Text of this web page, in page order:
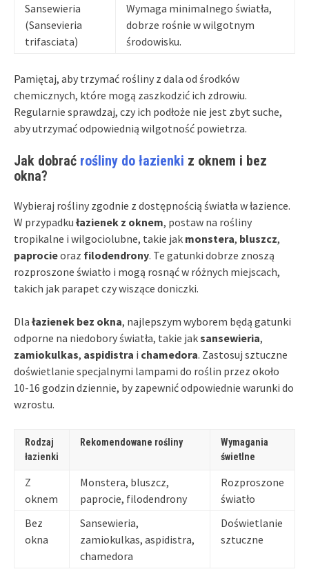
Sansewieria
(Sansevieria
trifasciata)
Wymaga minimalnego światła,
dobrze rośnie w wilgotnym
środowisku.
Pamiętaj, aby trzymać rośliny z dala od środków
chemicznych, które mogą zaszkodzić ich zdrowiu.
Regularnie sprawdzaj, czy ich podłoże nie jest zbyt suche,
aby utrzymać odpowiednią wilgotność powietrza.
Jak dobrać rośliny do łazienki z oknem i bez
okna?
Wybieraj rośliny zgodnie z dostępnością światła w łazience.
W przypadku łazienek z oknem, postaw na rośliny
tropikalne i wilgociolubne, takie jak monstera, bluszcz,
paprocieoraz filodendrony. Te gatunki dobrze znoszą
rozproszone światło i mogą rosnąć w różnych miejscach,
takich jak parapet czy wiszące doniczki.
Dla łazienek bez okna, najlepszym wyborem będą gatunki
odporne na niedobory światła, takie jaksansewieria,
zamiokulkas, aspidistra i chamedora. Zastosuj sztuczne
doświetlanie specjalnymi lampami do roślin przez około
10-16 godzin dziennie, by zapewnić odpowiednie warunki do
wzrostu.
Rodzaj
łazienki
Rekomendowane rośliny
Wymagania
świetlne
Z
oknem
Monstera, bluszcz,
paprocie, filodendrony
Rozproszone
światło
Bez
okna
Sansewieria,
zamiokulkas, aspidistra,
chamedora
Doświetlanie
sztuczne